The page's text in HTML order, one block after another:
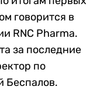
говорится в
RNC Pharma.
за последние
по
Беспалов.